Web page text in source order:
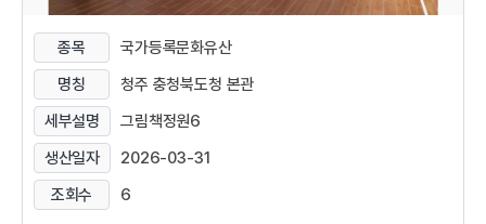
종목
국가등록문화유산
명칭
청주 충청북도청 본관
세부설명
그림책정원6
생산일자
2026-03-31
조회수
6